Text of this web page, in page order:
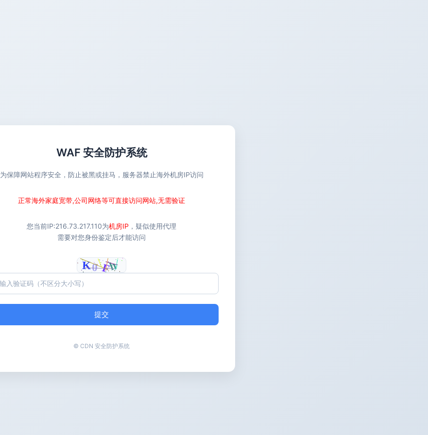
WAF 安全防护系统
为保障网站程序安全，防止被黑或挂马，服务器禁止海外机房IP访问
正常海外家庭宽带,公司网络等可直接访问网站,无需验证
您当前IP:216.73.217.110为机房IP ，疑似使用代理
需要对您身份鉴定后才能访问
提交
© CDN 安全防护系统